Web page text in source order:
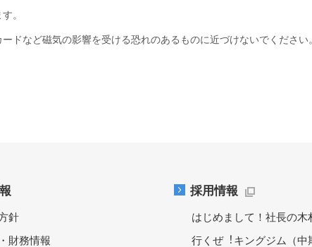
。
ドなど磁気の影響を受ける恐れのあるものに近づけないでください。
針
財務情報
採用情報
はじめまして！社長の木
行くぜ︕キングジム（中